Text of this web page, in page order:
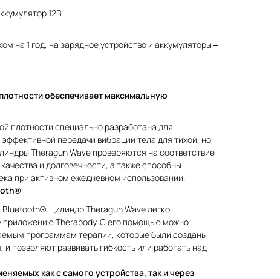
12В.
на 1 год, на зарядное устройство и аккумуляторы –
обеспечивает максимальную
плотности специально разработана для
передачи вибрации тела для тихой, но
Theragun Wave проверяются на соответствие
и долговечности, а также способны
при активном ежедневном использовании.
цилиндр Theragun Wave легко
приложению Therabody. С его помощью можно
программам терапии, которые были созданы
позволяют развивать гибкость или работать над
как с самого устройства, так и через